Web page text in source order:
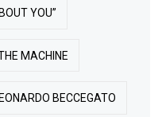
YOU”
MACHINE
BECCEGATO